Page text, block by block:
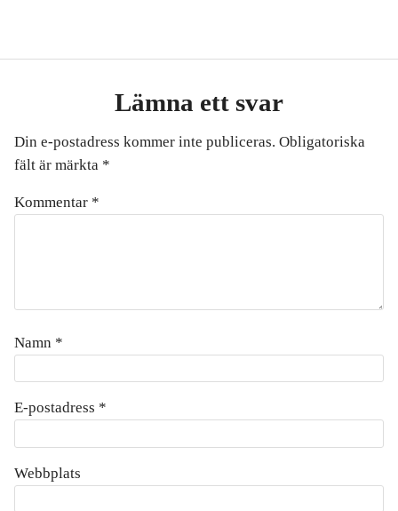
Lämna ett svar
Din e-postadress kommer inte publiceras. Obligatoriska
fält är märkta *
Kommentar *
Namn *
E-postadress *
Webbplats